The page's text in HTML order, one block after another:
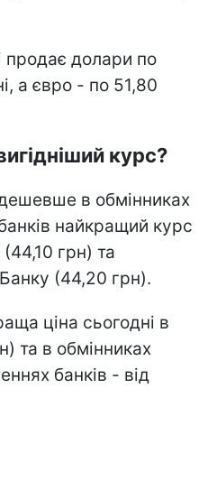
продає долари по
а євро - по 51,80
курс?
в обмінниках
найкращий курс
грн) та
(44,20 грн).
ціна сьогодні в
та в обмінниках
банків - від